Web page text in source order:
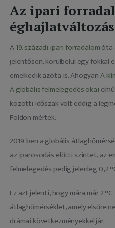
Az ipari
A 19. századi ipari forradalom óta
jelentősen, körülbelül egy fokkal
emelkedik azóta is. Ahogyan A
A globális felmelegedés okai
közötti időszak volt eddig a
Földön mértek.
2019-ben a globális
az iparosodás előtti szintet, az
felmelegedés pedig jelenleg 0,2
Ez azt jelenti, hogy mára már 2
átlaghőmérséklet, amely elsőre
drámai következményekkel jár.